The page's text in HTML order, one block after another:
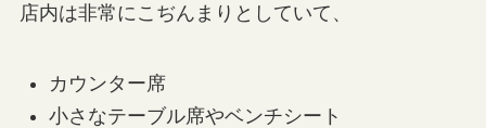
店内は非常にこぢんまりとしていて、
カウンター席
小さなテーブル席やベンチシート